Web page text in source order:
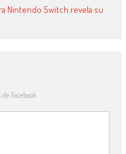
Nintendo Switch revela su
Facebook